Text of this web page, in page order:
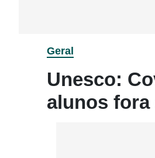
Geral
Unesco:
alunos fora